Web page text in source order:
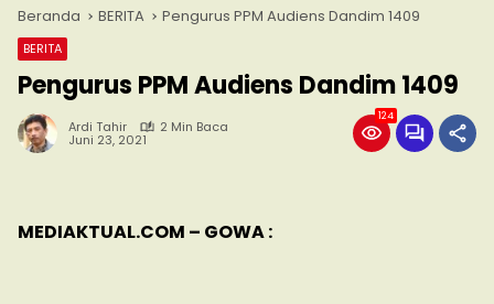
Beranda BERITA Pengurus PPM Audiens Dandim 1409
BERITA
Pengurus PPM Audiens Dandim 1409
Ardi Tahir 2 Min Baca
Juni 23, 2021
124
MEDIAKTUAL.COM – GOWA :